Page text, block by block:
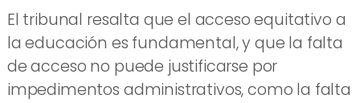
El tribunal resalta que el acceso equitativo a
la educación es fundamental, y que la falta
de acceso no puede justificarse por
impedimentos administrativos, como la falta